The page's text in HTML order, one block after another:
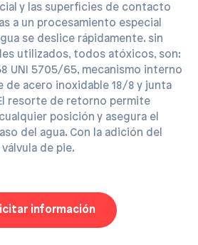
y las superficies de contacto
a un procesamiento especial
se deslice rápidamente. sin
utilizados, todos atóxicos, son:
UNI 5705/65, mecanismo interno
de acero inoxidable 18/8 y junta
resorte de retorno permite
posición y asegura el
del agua. Con la adición del
de pie.
información